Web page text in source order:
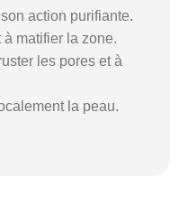
action purifiante.
matifier la zone.
les pores et à
la peau.